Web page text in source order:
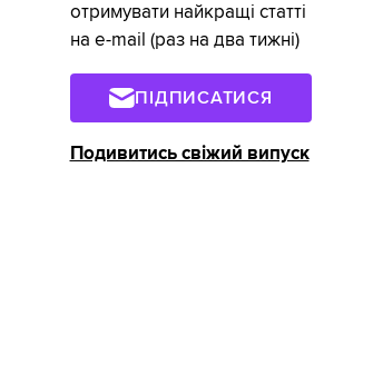
отримувати найкращі статті
на e-mail (раз на два тижні)
ПІДПИСАТИСЯ
Подивитись свіжий випуск